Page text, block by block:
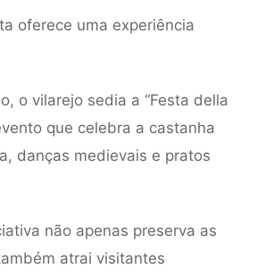
oferece uma experiência
o vilarejo sedia a “Festa della
que celebra a castanha
danças medievais e pratos
não apenas preserva as
atrai visitantes